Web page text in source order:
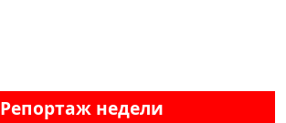
Репортаж недели